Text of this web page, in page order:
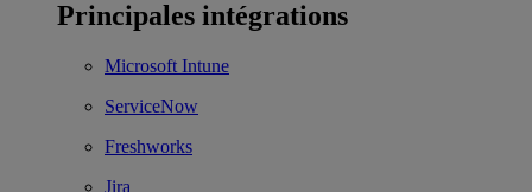
Principales intégrations
Microsoft Intune
ServiceNow
Freshworks
Jira